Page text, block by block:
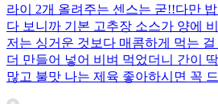
라이 2개 올려주는 센스는 굳!! ​다만
다 보니까 기본 고추장 소스가 양에
저는 싱거운 것보다 매콤하게 먹는
더 만들어 넣어 비벼 먹었더니 간이
많고 불맛 나는 제육 좋아하시면 꼭